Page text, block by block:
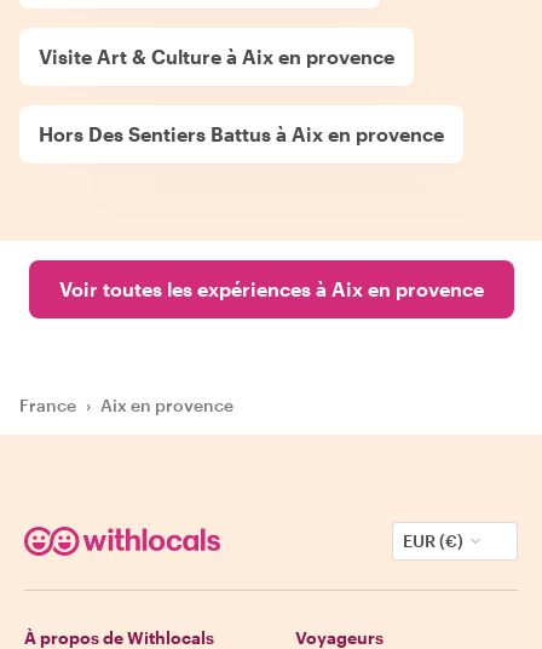
Visite Art & Culture à Aix en provence
Hors Des Sentiers Battus à Aix en provence
Voir toutes les expériences à Aix en provence
France › Aix en provence
EUR (€)
À propos de Withlocals Voyageurs